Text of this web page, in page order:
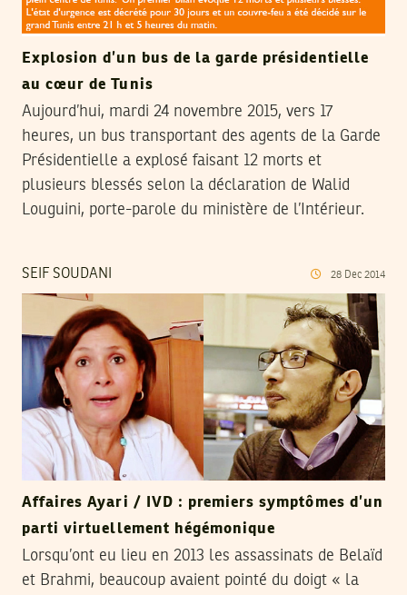
Explosion d’un bus de la garde présidentielle
au cœur de Tunis
Aujourd’hui, mardi 24 novembre 2015, vers 17
heures, un bus transportant des agents de la Garde
Présidentielle a explosé faisant 12 morts et
plusieurs blessés selon la déclaration de Walid
Louguini, porte-parole du ministère de l’Intérieur.
SEIF SOUDANI 28 Dec 2014
Affaires Ayari / IVD : premiers symptômes d’un
parti virtuellement hégémonique
Lorsqu’ont eu lieu en 2013 les assassinats de Belaïd
et Brahmi, beaucoup avaient pointé du doigt « la